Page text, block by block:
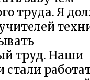
труда. Я
труд. Наши